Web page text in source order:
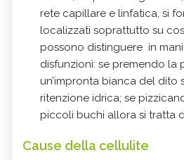
rete capillare e linfatica, si
localizzati soprattutto su
possono distinguere in
disfunzioni: se premendo la
un’impronta bianca del dito
ritenzione idrica; se
piccoli buchi allora si tratta
Cause della cellulite